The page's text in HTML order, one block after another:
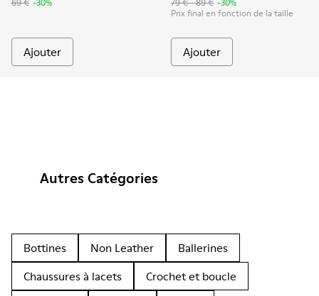
69 € -30%
Ajouter
79 € - 89 € -30%
Prix final en fonction de la taille
Ajouter
Autres Catégories
Bottines Non Leather
Ballerines
Chaussures à lacets
Crochet et boucle